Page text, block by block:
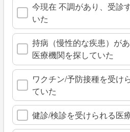
今現在 不調があり、受診
いた
持病（慢性的な疾患）が
医療機関を探していた
ワクチン/予防接種を受け
ていた
健診/検診を受けられる医